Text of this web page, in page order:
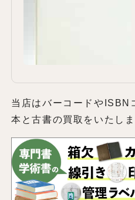
当店はバーコードやISBN
本と古書の買取をいたし